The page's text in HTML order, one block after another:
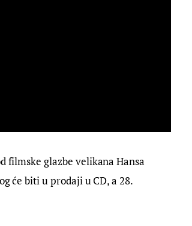
filmske glazbe velikana Hansa
će biti u prodaji u CD, a 28.